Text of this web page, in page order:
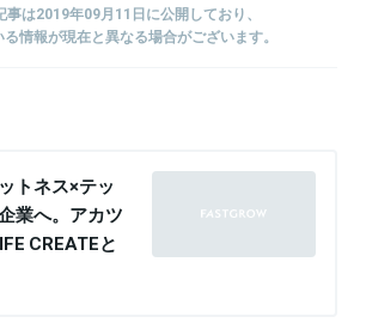
事は2019年09月11日に公開しており、
情報が現在と異なる場合がございます。
トネス×テッ
業へ。アカツ
CREATEと
きたい資金調